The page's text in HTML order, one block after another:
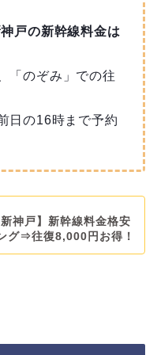
戸の新幹線料金は
「のぞみ」での往
日の16時まで予約
新神戸】新幹線料金格安
グ⇒往復8,000円お得！